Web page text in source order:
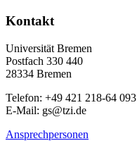
Kontakt
Universität Bremen
Postfach 330 440
28334 Bremen
Telefon: +49 421 218-64 093
E-Mail: gs@tzi.de
Ansprechpersonen